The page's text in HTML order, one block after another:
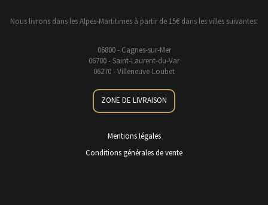
Nous livrons dans les Alpes-Martitimes à partir de 15€ dans les villes suivantes:
06800 - Cagnes-sur-Mer
06700 - Saint-Laurent-du-Var
06270 - Villeneuve-Loubet
ZONE DE LIVRAISON
Mentions légales
Conditions générales de vente